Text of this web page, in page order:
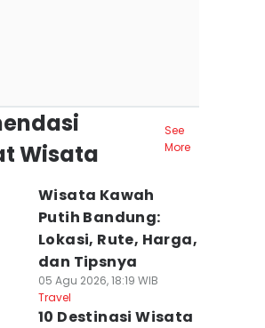
Wisata
See
More
Wisata Kawah
Putih Bandung:
Lokasi, Rute, Harga,
dan Tipsnya
05 Agu 2026, 18:19 WIB
Travel
10 Destinasi Wisata